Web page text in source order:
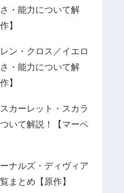
・能力について解
】
ン・クロス／イエロ
・能力について解
】
カーレット・スカラ
いて解説！【マーベ
ナルズ・ディヴィア
まとめ【原作】